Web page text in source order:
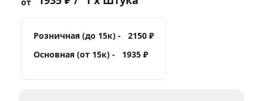
Розничная (до 15к) -
2150 ₽
Основная (от 15к) -
1935 ₽